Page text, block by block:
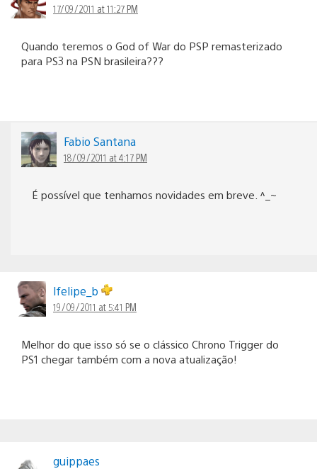
17/09/2011 at 11:27 PM
Quando teremos o God of War do PSP remasterizado
para PS3 na PSN brasileira???
Fabio Santana
18/09/2011 at 4:17 PM
É possível que tenhamos novidades em breve. ^_~
lfelipe_b
19/09/2011 at 5:41 PM
Melhor do que isso só se o clássico Chrono Trigger do
PS1 chegar também com a nova atualização!
guippaes